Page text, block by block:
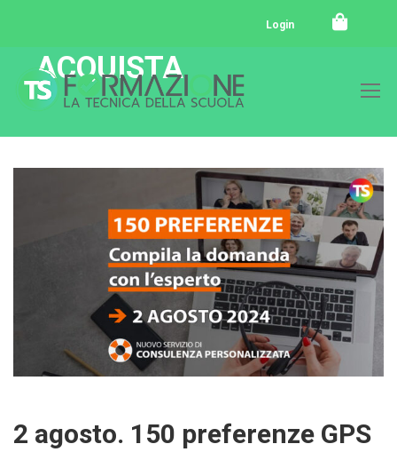
Login
ACQUISTA
2 agosto. 150 preferenze GPS